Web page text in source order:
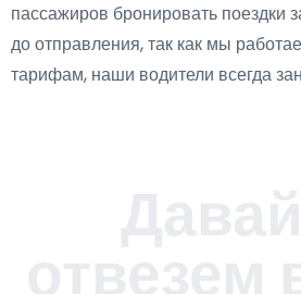
пассажиров бронировать поездки
до отправления, так как мы
тарифам, наши водители всегда